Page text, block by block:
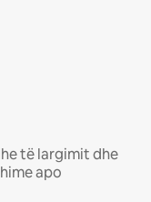
të largimit dhe
apo